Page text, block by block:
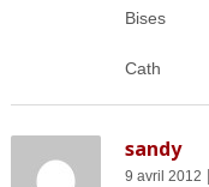
Bises
Cath
sandy
9 avril 2012 |